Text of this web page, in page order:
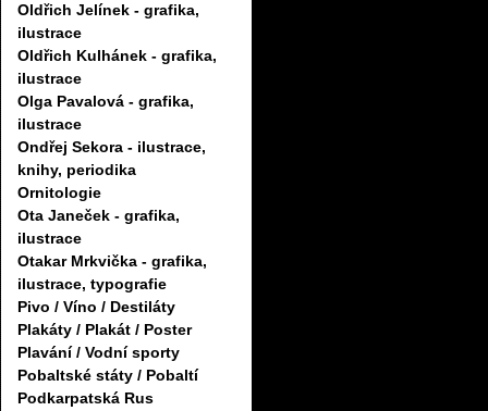
Oldřich Jelínek - grafika,
ilustrace
Oldřich Kulhánek - grafika,
ilustrace
Olga Pavalová - grafika,
ilustrace
Ondřej Sekora - ilustrace,
knihy, periodika
Ornitologie
Ota Janeček - grafika,
ilustrace
Otakar Mrkvička - grafika,
ilustrace, typografie
Pivo / Víno / Destiláty
Plakáty / Plakát / Poster
Plavání / Vodní sporty
Pobaltské státy / Pobaltí
Podkarpatská Rus